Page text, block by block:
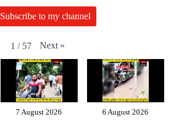
Subscribe to my channel
1 / 57 Next »
7 August 2026 6 August 2026